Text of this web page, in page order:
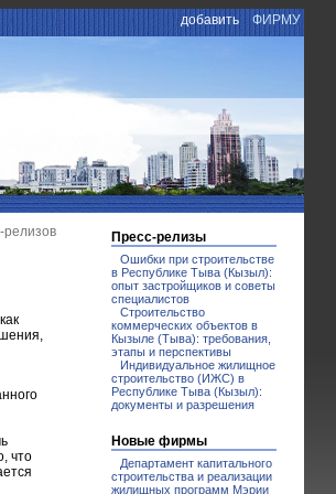
добавить ФИРМУ
релизов
что
Пресс-релизы
Ошибки при строительстве
в Республике Тыва (Кызыл):
опыт застройщиков и советы
специалистов
Строительство
коммерческих объектов в
Кызыле (Тыва): требования,
этапы и перспективы
Индивидуальное жилищное
строительство (ИЖС) в
Республике Тыва (Кызыл):
документы и разрешения
Новые фирмы
Департамент капитального
строительства и реализации
жилищных программ Мэрии